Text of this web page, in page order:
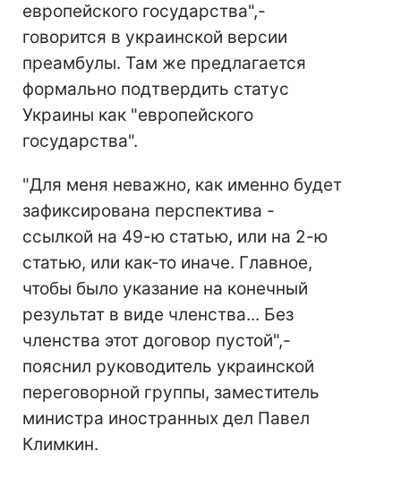
европейского государства",-
говорится в украинской версии
преамбулы. Там же предлагается
формально подтвердить статус
Украины как "европейского
государства".
"Для меня неважно, как именно будет
зафиксирована перспектива -
ссылкой на 49-ю статью, или на 2-ю
статью, или как-то иначе. Главное,
чтобы было указание на конечный
результат в виде членства... Без
членства этот договор пустой",-
пояснил руководитель украинской
переговорной группы, заместитель
министра иностранных дел Павел
Климкин.